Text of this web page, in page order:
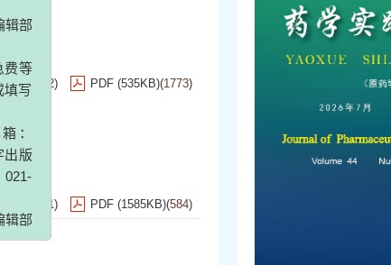
摘要(4512) PDF (535KB)(1773)
3371) PDF (1585KB)(584)